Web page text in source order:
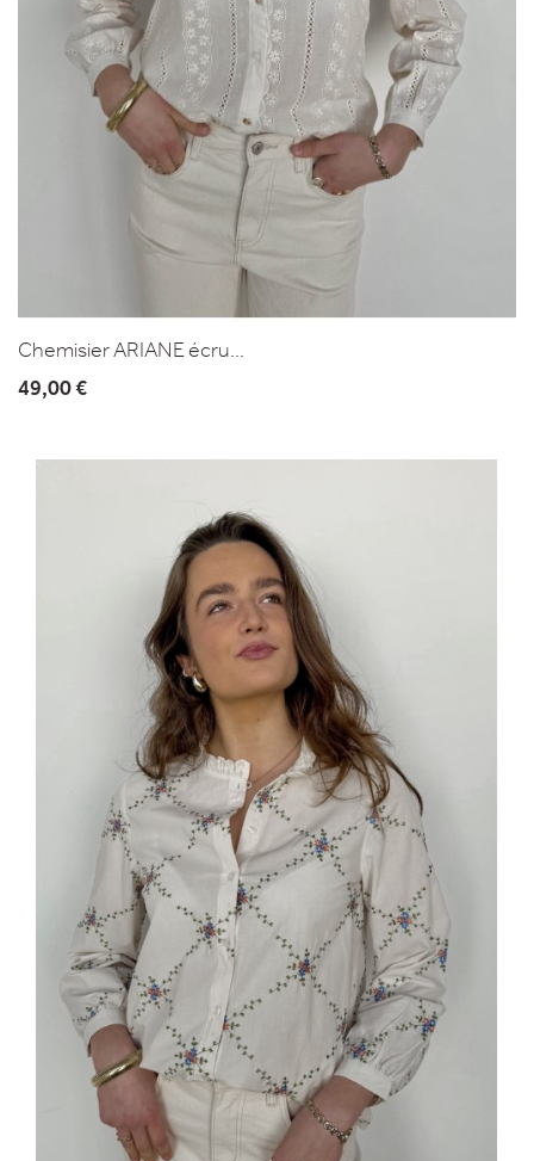
Chemisier ARIANE écru...
49,00 €